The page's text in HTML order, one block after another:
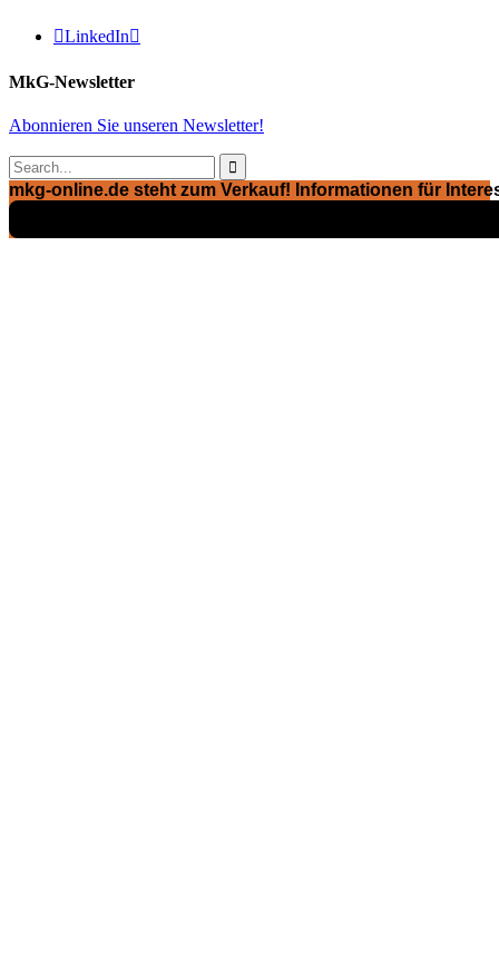
LinkedIn
MkG-Newsletter
Abonnieren Sie unseren Newsletter!

mkg-online.de steht zum Verkauf! Informationen für